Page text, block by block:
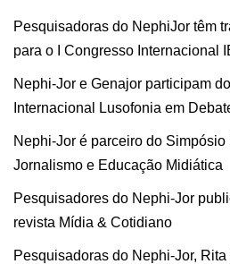
Pesquisadoras do NephiJor têm
para o I Congresso Internacional
Nephi-Jor e Genajor participam
Internacional Lusofonia em
Nephi-Jor é parceiro do
Jornalismo e Educação Midiática
Pesquisadores do Nephi-Jor
revista Mídia & Cotidiano
Pesquisadoras do Nephi-Jor,